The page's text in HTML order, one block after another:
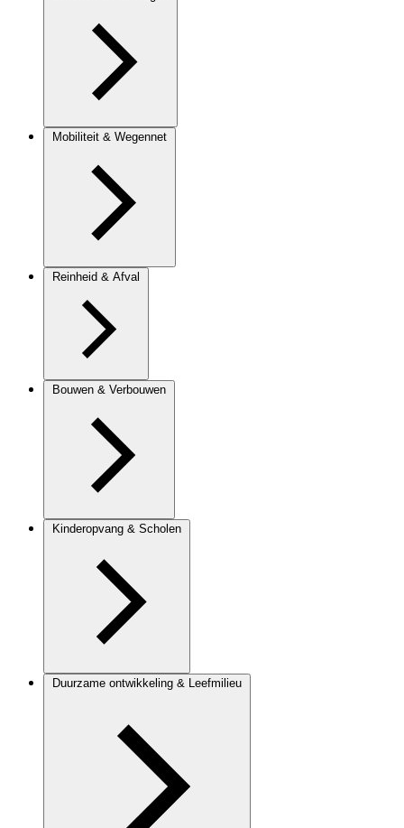
Mobiliteit & Wegennet
Reinheid & Afval
Bouwen & Verbouwen
Kinderopvang & Scholen
Duurzame ontwikkeling & Leefmilieu